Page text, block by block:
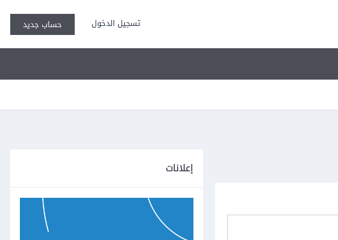
تسجيل الدخول حساب جديد
إعلانات